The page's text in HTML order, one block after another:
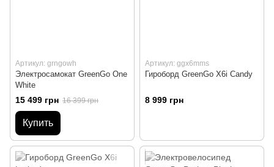
Артикул: grngowh
Электросамокат GreenGo One
White
15 499 грн 16 399 грн
Купить
Артикул: ggx6mms
Гироборд GreenGo X6i Candy
8 999 грн